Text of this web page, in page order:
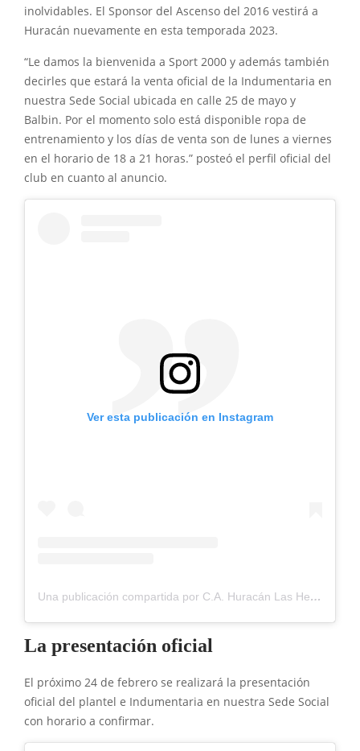
inolvidables. El Sponsor del Ascenso del 2016 vestirá a
Huracán nuevamente en esta temporada 2023.
“Le damos la bienvenida a Sport 2000 y además también
decirles que estará la venta oficial de la Indumentaria en
nuestra Sede Social ubicada en calle 25 de mayo y
Balbin. Por el momento solo está disponible ropa de
entrenamiento y los días de venta son de lunes a viernes
en el horario de 18 a 21 horas.” posteó el perfil oficial del
club en cuanto al anuncio.
Ver esta publicación en Instagram
Una publicación compartida por C.A. Huracán Las Heras (@clubhuracanlasheras)
La presentación oficial
El próximo 24 de febrero se realizará la presentación
oficial del plantel e Indumentaria en nuestra Sede Social
con horario a confirmar.